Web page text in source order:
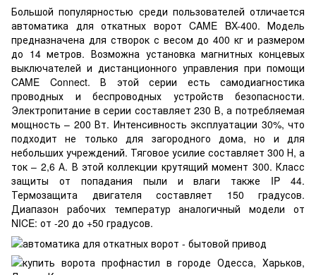
Большой популярностью среди пользователей отличается
автоматика для откатных ворот CAME BX-400. Модель
предназначена для створок с весом до 400 кг и размером
до 14 метров. Возможна установка магнитных концевых
выключателей и дистанционного управления при помощи
CAME Connect. В этой серии есть самодиагностика
проводных и беспроводных устройств безопасности.
Электропитание в серии составляет 230 В, а потребляемая
мощность – 200 Вт. Интенсивность эксплуатации 30%, что
подходит не только для загородного дома, но и для
небольших учреждений. Тяговое усилие составляет 300 Н, а
ток – 2,6 А. В этой коллекции крутящий момент 300. Класс
защиты от попадания пыли и влаги также IP 44.
Термозащита двигателя составляет 150 градусов.
Диапазон рабочих температур аналогичный модели от
NICE: от -20 до +50 градусов.